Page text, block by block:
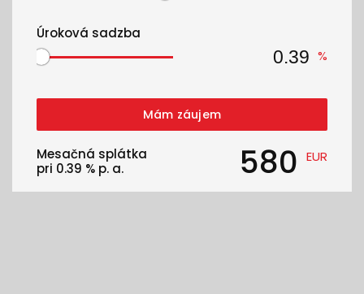
Úroková sadzba
%
Mám záujem
Mesačná splátka
pri 0.39 % p. a. 580 EUR